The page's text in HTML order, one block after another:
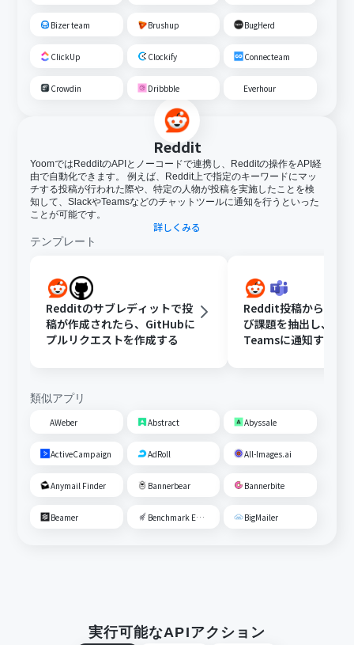
Bizer team Brushup BugHerd
ClickUp Clockify Connecteam
Crowdin Dribbble Everhour
Reddit
YoomではRedditのAPIとノーコードで連携し、Redditの操作をAPI経
由で自動化できます。 例えば、Reddit上で指定のキーワードにマッ
チする投稿が行われた際や、特定の人物が投稿を実施したことを検
知して、SlackやTeamsなどのチャットツールに通知を行うといった
ことが可能です。
詳しくみる
テンプレート
Redditのサブレディットで投
稿が作成されたら、GitHubに
プルリクエストを作成する
Reddit投稿から顧客
び課題を抽出し、
Teamsに通知する
類似アプリ
AWeber Abstract Abyssale
ActiveCampaign AdRoll All-Images.ai
Anymail Finder Bannerbear Bannerbite
Beamer Benchmark Email BigMailer
実行可能なAPIアクション